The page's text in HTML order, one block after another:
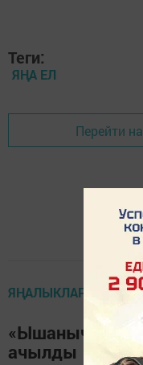
Теги:
ЯҢА ЕЛ
Перейти
ЯҢАЛЫКЛАР
«Ышаныч»
ачылды